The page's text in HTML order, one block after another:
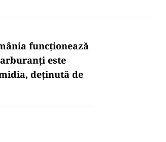
funcționează
este
deținută de